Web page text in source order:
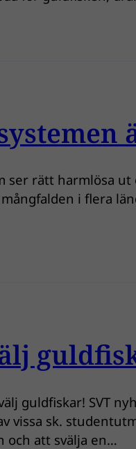
ser rätt harmlösa
i flera
guldfiskar! SVT
vissa sk.
och att svälja en…